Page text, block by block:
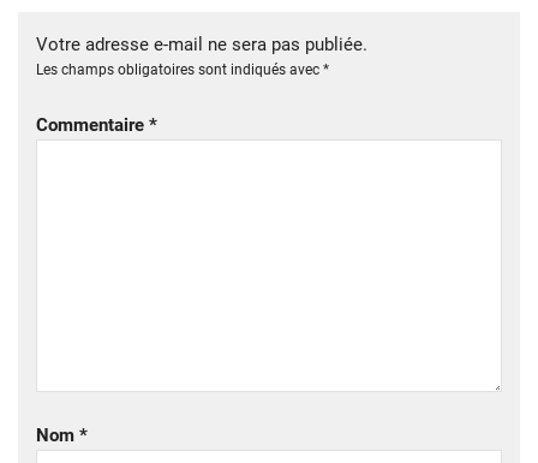
Votre adresse e-mail ne sera pas publiée.
Les champs obligatoires sont indiqués avec *
Commentaire *
Nom *